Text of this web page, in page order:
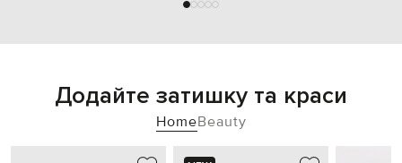
Додайте затишку та краси
HomeBeauty